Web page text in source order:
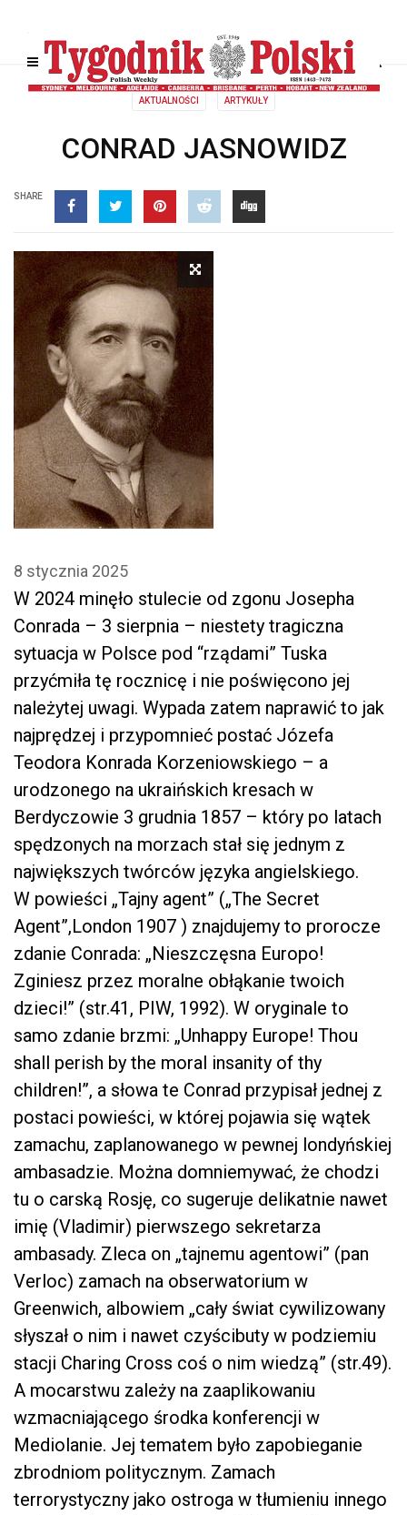
AKTUALNOŚCI ARTYKUŁY
CONRAD JASNOWIDZ
SHARE
8 stycznia 2025
W 2024 minęło stulecie od zgonu Josepha
Conrada – 3 sierpnia – niestety tragiczna
sytuacja w Polsce pod “rządami” Tuska
przyćmiła tę rocznicę i nie poświęcono jej
należytej uwagi. Wypada zatem naprawić to jak
najprędzej i przypomnieć postać Józefa
Teodora Konrada Korzeniowskiego – a
urodzonego na ukraińskich kresach w
Berdyczowie 3 grudnia 1857 – który po latach
spędzonych na morzach stał się jednym z
największych twórców języka angielskiego.
W powieści „Tajny agent” („The Secret
Agent”,London 1907 ) znajdujemy to prorocze
zdanie Conrada: „Nieszczęsna Europo!
Zginiesz przez moralne obłąkanie twoich
dzieci!” (str.41, PIW, 1992). W oryginale to
samo zdanie brzmi: „Unhappy Europe! Thou
shall perish by the moral insanity of thy
children!”, a słowa te Conrad przypisał jednej z
postaci powieści, w której pojawia się wątek
zamachu, zaplanowanego w pewnej londyńskiej
ambasadzie. Można domniemywać, że chodzi
tu o carską Rosję, co sugeruje delikatnie nawet
imię (Vladimir) pierwszego sekretarza
ambasady. Zleca on „tajnemu agentowi” (pan
Verloc) zamach na obserwatorium w
Greenwich, albowiem „cały świat cywilizowany
słyszał o nim i nawet czyścibuty w podziemiu
stacji Charing Cross coś o nim wiedzą” (str.49).
A mocarstwu zależy na zaaplikowaniu
wzmacniającego środka konferencji w
Mediolanie. Jej tematem było zapobieganie
zbrodniom politycznym. Zamach
terrorystyczny jako ostroga w tłumieniu innego